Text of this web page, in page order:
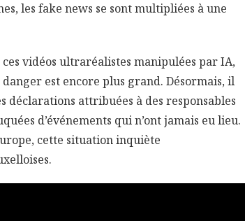
les fake news se sont multipliées à une
vidéos ultraréalistes manipulées par IA,
est encore plus grand. Désormais, il
déclarations attribuées à des responsables
d’événements qui n’ont jamais eu lieu.
cette situation inquiète